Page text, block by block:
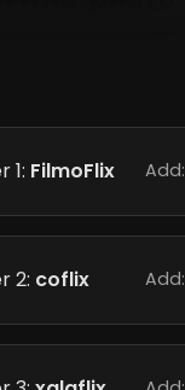
1: FilmoFlix Add:
2: coflix Add: